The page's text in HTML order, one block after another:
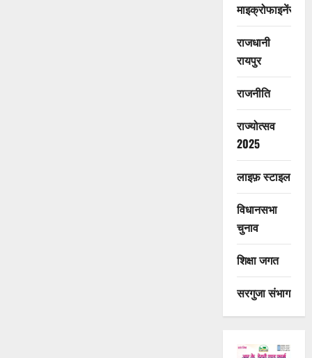
माइक्रोफाइनेंस
राजधानी
रायपुर
राजनीति
राज्योत्सव
2025
लाइफ़ स्टाइल
विधानसभा
चुनाव
शिक्षा जगत
सरगुजा संभाग